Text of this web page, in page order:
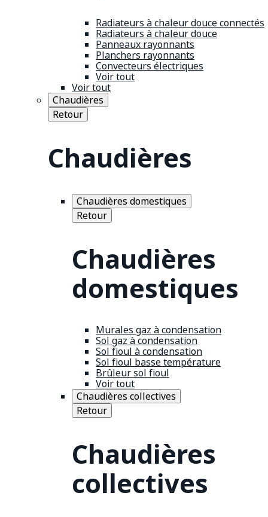
Radiateurs à chaleur douce connectés
Radiateurs à chaleur douce
Panneaux rayonnants
Planchers rayonnants
Convecteurs électriques
Voir tout
Voir tout
Chaudières
Retour
Chaudières
Chaudières domestiques
Retour
Chaudières
domestiques
Murales gaz à condensation
Sol gaz à condensation
Sol fioul à condensation
Sol fioul basse température
Brûleur sol fioul
Voir tout
Chaudières collectives
Retour
Chaudières
collectives